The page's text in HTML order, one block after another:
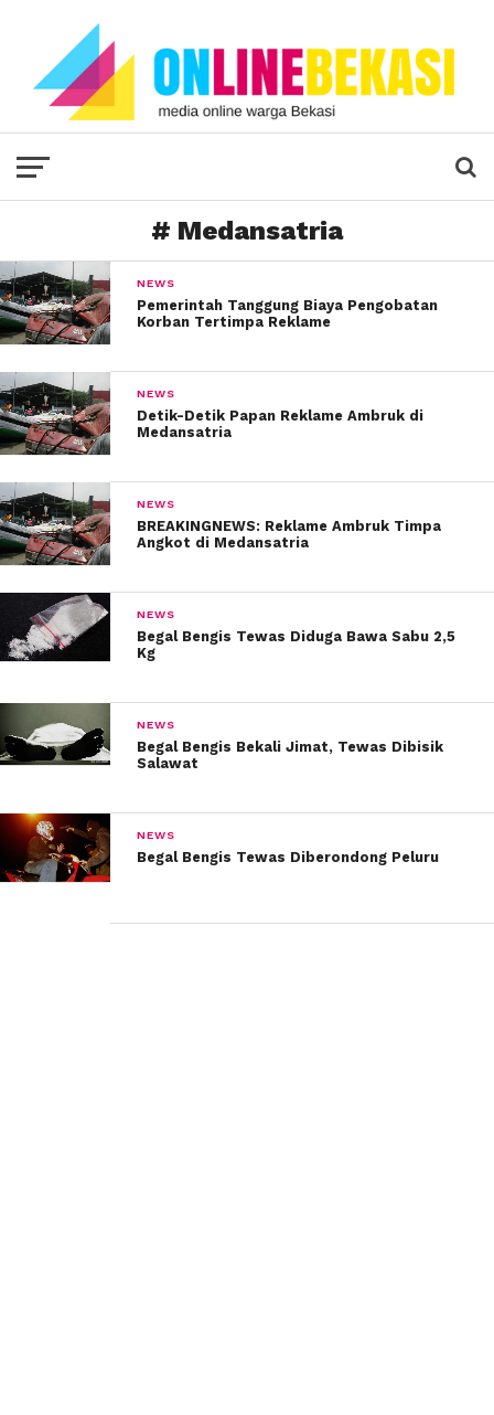
# Medansatria
NEWS
Pemerintah Tanggung Biaya Pengobatan
Korban Tertimpa Reklame
NEWS
Detik-Detik Papan Reklame Ambruk di
Medansatria
NEWS
BREAKINGNEWS: Reklame Ambruk Timpa
Angkot di Medansatria
NEWS
Begal Bengis Tewas Diduga Bawa Sabu 2,5
Kg
NEWS
Begal Bengis Bekali Jimat, Tewas Dibisik
Salawat
NEWS
Begal Bengis Tewas Diberondong Peluru